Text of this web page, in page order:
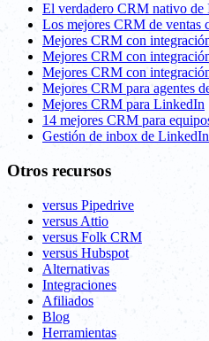
El verdadero CRM nativo de
Los mejores CRM de ventas
Mejores CRM con
Mejores CRM con
Mejores CRM con
Mejores CRM para agentes
Mejores CRM para LinkedIn
14 mejores CRM para
Gestión de inbox de LinkedIn
Otros recursos
versus Pipedrive
versus Attio
versus Folk CRM
versus Hubspot
Alternativas
Integraciones
Afiliados
Blog
Herramientas